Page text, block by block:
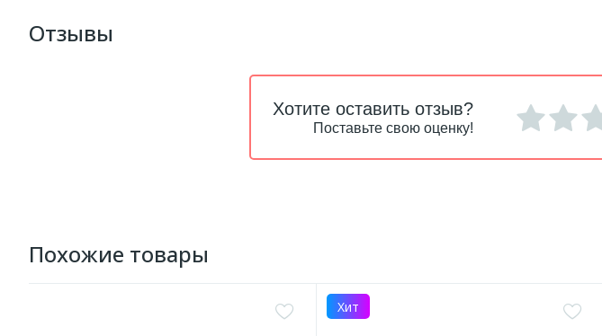
Отзывы
Хотите оставить отзыв?
Поставьте свою оценку!
Похожие товары
Хит